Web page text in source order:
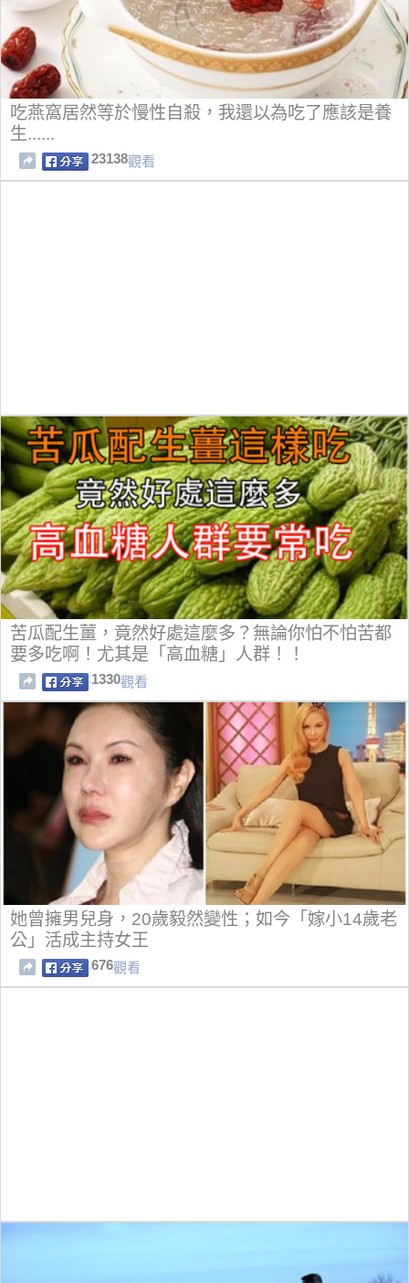
吃燕窩居然等於慢性自殺，我還以為吃了應該是養
生......
23138觀看
苦瓜配生薑，竟然好處這麼多？無論你怕不怕苦都
要多吃啊！尤其是「高血糖」人群！！
1330觀看
她曾擁男兒身，20歲毅然變性；如今「嫁小14歲老
公」活成主持女王
676觀看